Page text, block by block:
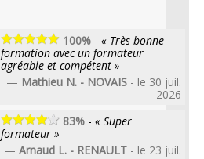
100% - « Très bonne
formation avec un formateur
agréable et compétent »
— Mathieu N. - NOVAIS - le 30 juil.
2026
83% - « Super
formateur »
— Arnaud L. - RENAULT - le 23 juil.